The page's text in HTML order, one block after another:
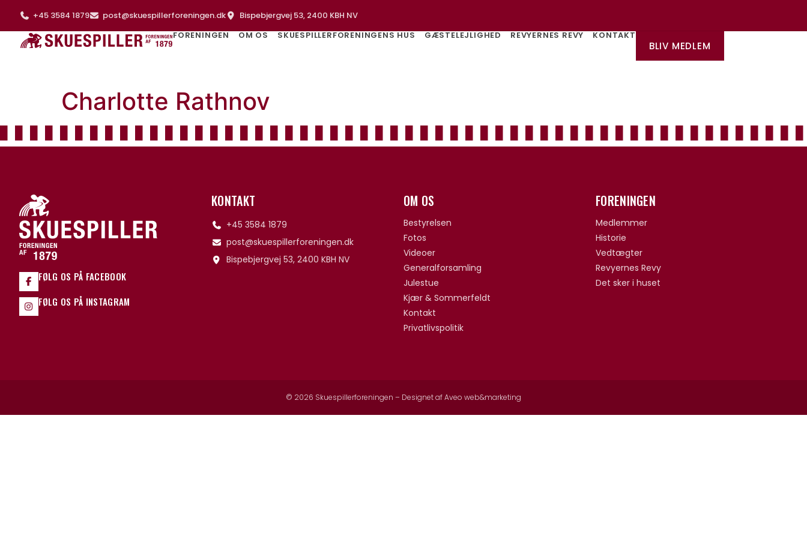
+45 3584 1879 post@skuespillerforeningen.dk
Bispebjergvej 53, 2400 KBH NV
FORENINGEN
OM OS SKUESPILLERFORENINGENS HUS GÆSTELEJLIGHED REVYERNES REVY KONTAKT
BLIV MEDLEM
Charlotte Rathnov
FØLG OS PÅ FACEBOOK
FØLG OS PÅ INSTAGRAM
KONTAKT
+45 3584 1879
post@skuespillerforeningen.dk
Bispebjergvej 53, 2400 KBH NV
OM OS
Bestyrelsen
Fotos
Videoer
Generalforsamling
Julestue
Kjær & Sommerfeldt
Kontakt
Privatlivspolitik
FORENINGEN
Medlemmer
Historie
Vedtægter
Revyernes Revy
Det sker i huset
© 2026 Skuespillerforeningen – Designet afAveo web&marketing